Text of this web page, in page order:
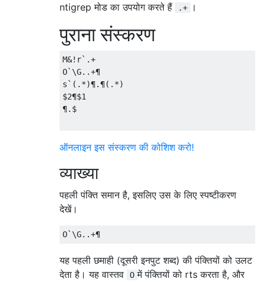
ntigrep मोड का उपयोग करते हैं .+ ।
पुराना संस्करण
M&!r`.+
O`\G..+¶
s`(.*)¶.¶(.*)
$2¶$1
¶.$
ऑनलाइन इस संस्करण की कोशिश करो!
व्याख्या
पहली पंक्ति समान है, इसलिए उस के लिए स्पष्टीकरण
देखें।
यह पहली छमाही (दूसरी इनपुट शब्द) की पंक्तियों को उलट
देता है। यह वास्तव
O में पंक्तियों को rts करता है, और